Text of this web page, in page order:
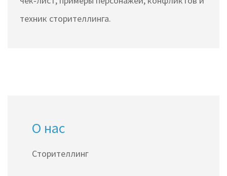
техник сторителлинга.
О нас
Сторителлинг